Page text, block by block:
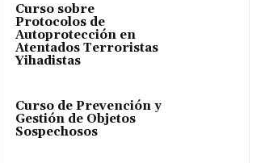
Curso sobre
Protocolos de
Autoprotección en
Atentados Terroristas
Yihadistas
Curso de Prevención y
Gestión de Objetos
Sospechosos